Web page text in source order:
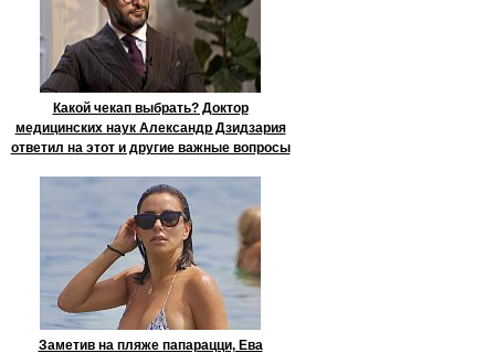
Какой чекап выбрать? Доктор
медицинских наук Александр Дзидзария
ответил на этот и другие важные вопросы
Заметив на пляже папарацци, Ева